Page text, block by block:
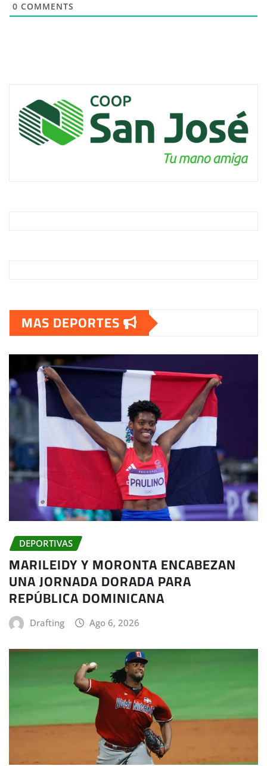
0 COMMENTS
MAS DEPORTES
DEPORTIVAS
MARILEIDY Y MORONTA ENCABEZAN
UNA JORNADA DORADA PARA
REPÚBLICA DOMINICANA
Drafting Ago 6, 2026